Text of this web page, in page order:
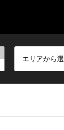
エリアから